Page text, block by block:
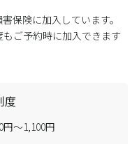
保険に加入しています。
ご予約時に加入できます
度
円～1,100円